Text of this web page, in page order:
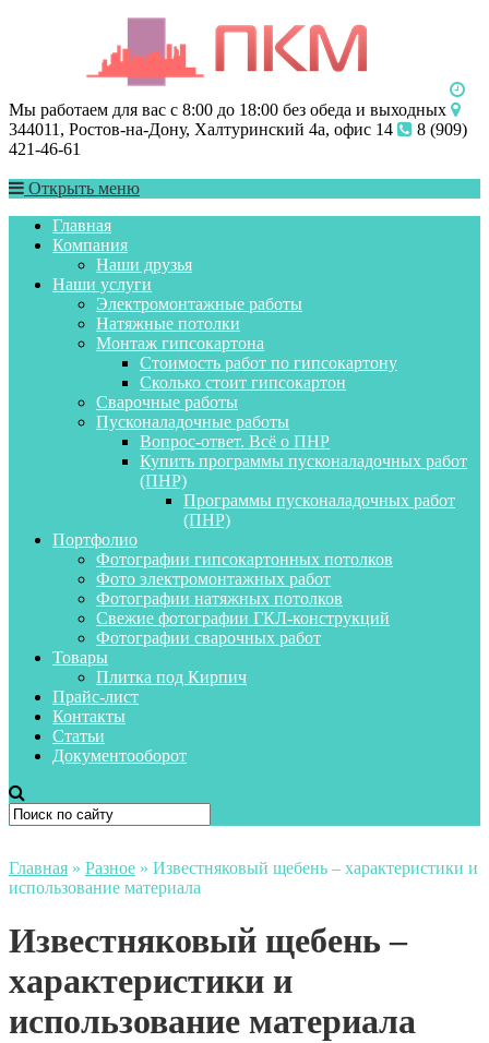
Мы работаем для вас с 8:00 до 18:00 без обеда и выходных
344011, Ростов-на-Дону, Халтуринский 4а, офис 14
8 (909)
421-46-61
Открыть меню
Главная
Компания
Наши друзья
Наши услуги
Электромонтажные работы
Натяжные потолки
Монтаж гипсокартона
Стоимость работ по гипсокартону
Сколько стоит гипсокартон
Сварочные работы
Пусконаладочные работы
Вопрос-ответ. Всё о ПНР
Купить программы пусконаладочных работ
(ПНР)
Программы пусконаладочных работ
(ПНР)
Портфолио
Фотографии гипсокартонных потолков
Фото электромонтажных работ
Фотографии натяжных потолков
Свежие фотографии ГКЛ-конструкций
Фотографии сварочных работ
Товары
Плитка под Кирпич
Прайс-лист
Контакты
Статьи
Документооборот
Главная » Разное » Известняковый щебень – характеристики и
использование материала
Известняковый щебень –
характеристики и
использование материала